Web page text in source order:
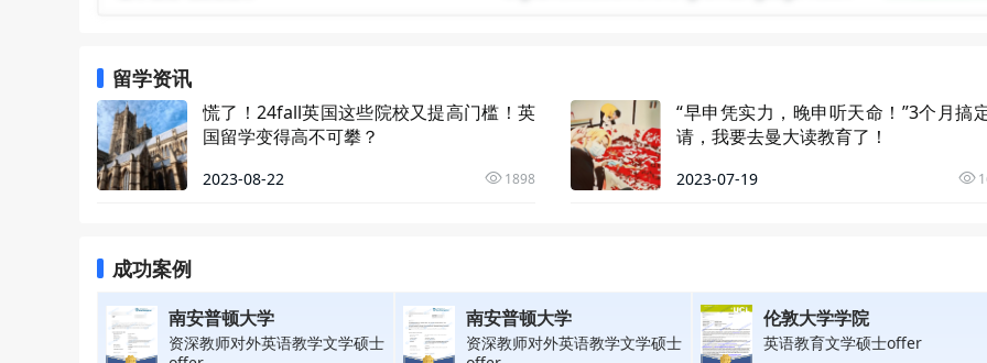
留学资讯
慌了！24fall英国这些院校又提高门槛！英
国留学变得高不可攀？
2023-08-22 1898
“早申凭实力，晚申听天命！”3个月搞
请，我要去曼大读教育了！
2023-07-19
成功案例
南安普顿大学
资深教师对外英语教学文学硕士
南安普顿大学
资深教师对外英语教学文学硕士
伦敦大学学院
英语教育文学硕士offer